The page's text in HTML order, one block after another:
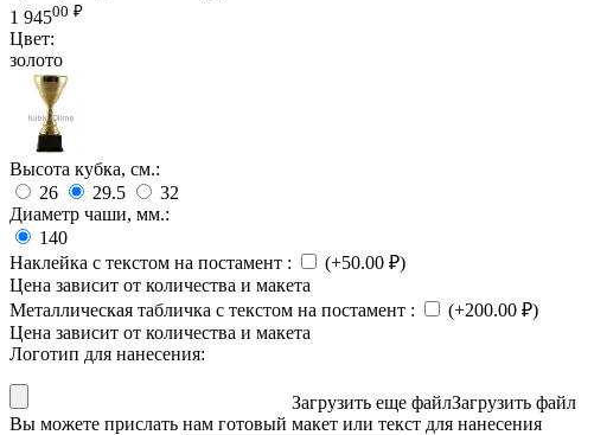
1 94500 ₽
Цвет:
золото
Высота кубка, см.:
26
29.5
32
Диаметр чаши, мм.:
140
Наклейка с текстом на постамент : (+50.00 ₽)
Цена зависит от количества и макета
Металлическая табличка с текстом на постамент : (+200.00 ₽)
Цена зависит от количества и макета
Логотип для нанесения:
Загрузить еще файлЗагрузить файл
Вы можете прислать нам готовый макет или текст для нанесения